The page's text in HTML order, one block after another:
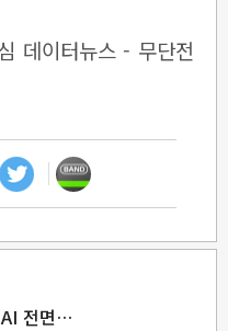
데이터뉴스 - 무단전
AI 전면…